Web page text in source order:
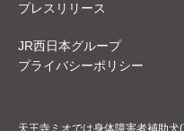
プレスリリース
JR西日本グループ
プライバシーポリシー
天王寺ミオでは身体障害者補助